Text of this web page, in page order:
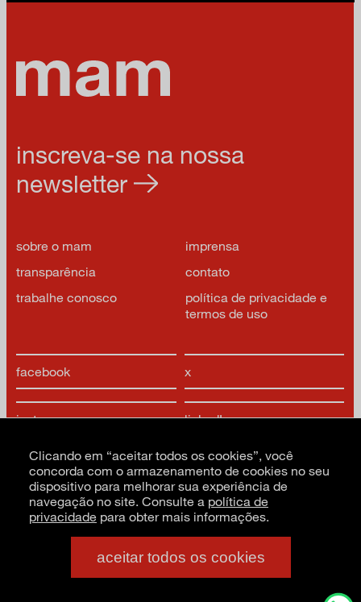
facebook x
instagram linkedIn
youtube google arts & culture
inscreva-se na nossa
newsletter
sobre o mam
imprensa
transparência
contato
trabalhe conosco
política de privacidade e
termos de uso
Clicando em “aceitar todos os cookies”, você
concorda com o armazenamento de cookies no seu
dispositivo para melhorar sua experiência de
navegação no site. Consulte a política de
privacidade para obter mais informações.
aceitar todos os cookies